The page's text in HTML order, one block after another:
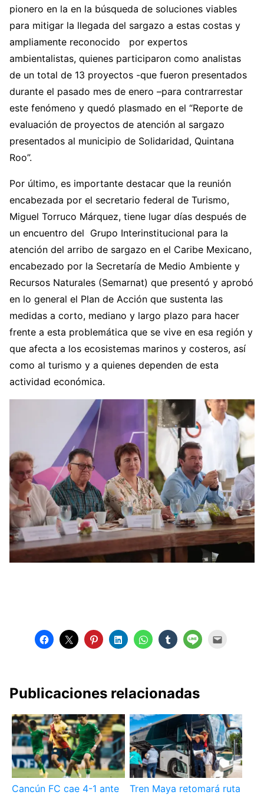
pionero en la en la búsqueda de soluciones viables
para mitigar la llegada del sargazo a estas costas y
ampliamente reconocido por expertos
ambientalistas, quienes participaron como analistas
de un total de 13 proyectos -que fueron presentados
durante el pasado mes de enero –para contrarrestar
este fenómeno y quedó plasmado en el “Reporte de
evaluación de proyectos de atención al sargazo
presentados al municipio de Solidaridad, Quintana
Roo”.
Por último, es importante destacar que la reunión
encabezada por el secretario federal de Turismo,
Miguel Torruco Márquez, tiene lugar días después de
un encuentro del Grupo Interinstitucional para la
atención del arribo de sargazo en el Caribe Mexicano,
encabezado por la Secretaría de Medio Ambiente y
Recursos Naturales (Semarnat) que presentó y aprobó
en lo general el Plan de Acción que sustenta las
medidas a corto, mediano y largo plazo para hacer
frente a esta problemática que se vive en esa región y
que afecta a los ecosistemas marinos y costeros, así
como al turismo y a quienes dependen de esta
actividad económica.
Publicaciones relacionadas
Cancún FC cae 4-1 ante
Tren Maya retomará ruta